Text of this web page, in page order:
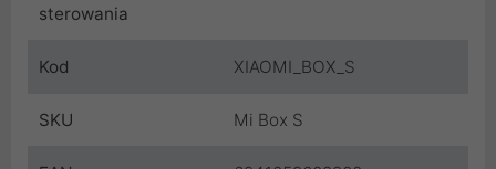
sterowania
Kod XIAOMI_BOX_S
SKU Mi Box S